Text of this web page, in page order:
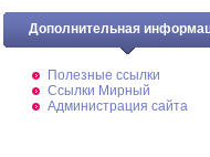
Дополнительная
Полезные ссылки
Ссылки Мирный
Администрация сайта